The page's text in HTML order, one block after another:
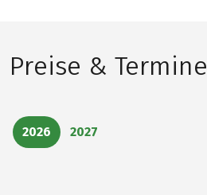
Preise & Termine
2026 2027